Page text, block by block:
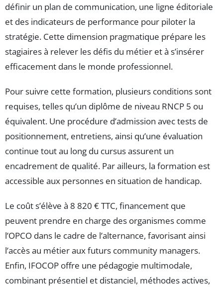
définir un plan de communication, une ligne éditoriale
et des indicateurs de performance pour piloter la
stratégie. Cette dimension pragmatique prépare les
stagiaires à relever les défis du métier et à s’insérer
efficacement dans le monde professionnel.
Pour suivre cette formation, plusieurs conditions sont
requises, telles qu’un diplôme de niveau RNCP 5 ou
équivalent. Une procédure d’admission avec tests de
positionnement, entretiens, ainsi qu’une évaluation
continue tout au long du cursus assurent un
encadrement de qualité. Par ailleurs, la formation est
accessible aux personnes en situation de handicap.
Le coût s’élève à 8 820 € TTC, financement que
peuvent prendre en charge des organismes comme
l’OPCO dans le cadre de l’alternance, favorisant ainsi
l’accès au métier aux futurs community managers.
Enfin, IFOCOP offre une pédagogie multimodale,
combinant présentiel et distanciel, méthodes actives,